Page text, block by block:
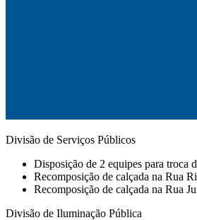
Divisão de Serviços Públicos
Disposição de 2 equipes para troca
Recomposição de calçada na Rua
Recomposição de calçada na Rua
Divisão de Iluminação Pública